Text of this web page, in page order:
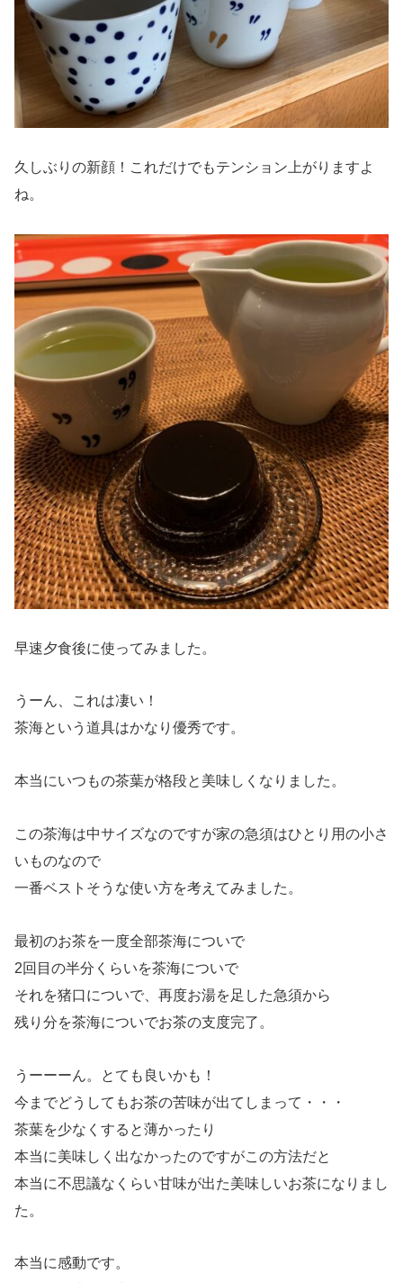
久しぶりの新顔！これだけでもテンション上がりますよ
ね。
早速夕食後に使ってみました。
うーん、これは凄い！
茶海という道具はかなり優秀です。
本当にいつもの茶葉が格段と美味しくなりました。
この茶海は中サイズなのですが家の急須はひとり用の小さ
いものなので
一番ベストそうな使い方を考えてみました。
最初のお茶を一度全部茶海についで
2回目の半分くらいを茶海についで
それを猪口についで、再度お湯を足した急須から
残り分を茶海についでお茶の支度完了。
うーーーん。とても良いかも！
今までどうしてもお茶の苦味が出てしまって・・・
茶葉を少なくすると薄かったり
本当に美味しく出なかったのですがこの方法だと
本当に不思議なくらい甘味が出た美味しいお茶になりまし
た。
本当に感動です。